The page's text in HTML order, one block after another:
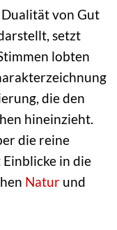
von Gut
setzt
lobten
die den
hineinzieht.
die reine
in die
Natur und